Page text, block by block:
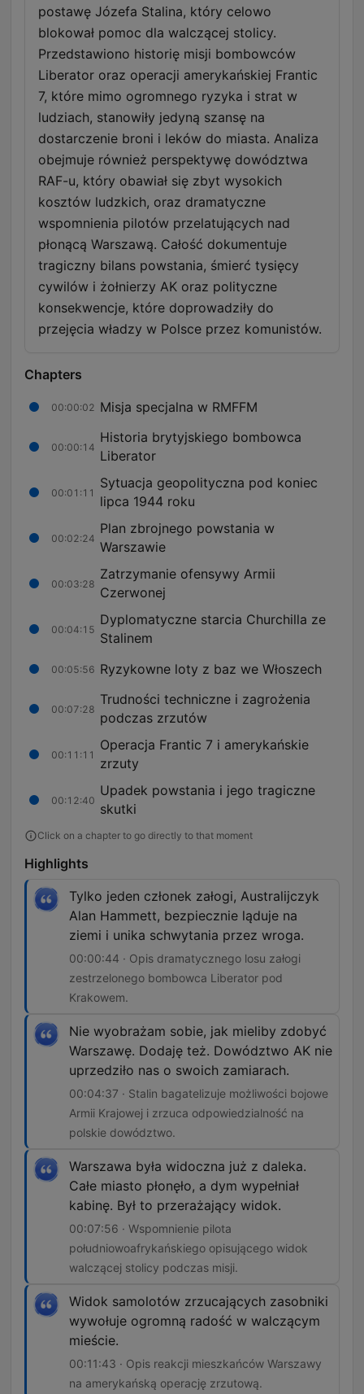
postawę Józefa Stalina, który celowo
blokował pomoc dla walczącej stolicy.
Przedstawiono historię misji bombowców
Liberator oraz operacji amerykańskiej Frantic
7, które mimo ogromnego ryzyka i strat w
ludziach, stanowiły jedyną szansę na
dostarczenie broni i leków do miasta. Analiza
obejmuje również perspektywę dowództwa
RAF-u, który obawiał się zbyt wysokich
kosztów ludzkich, oraz dramatyczne
wspomnienia pilotów przelatujących nad
płonącą Warszawą. Całość dokumentuje
tragiczny bilans powstania, śmierć tysięcy
cywilów i żołnierzy AK oraz polityczne
konsekwencje, które doprowadziły do
przejęcia władzy w Polsce przez komunistów.
Chapters
00:00:02 Misja specjalna w RMFFM
00:00:14
Historia brytyjskiego bombowca
Liberator
00:01:11
Sytuacja geopolityczna pod koniec
lipca 1944 roku
00:02:24
Plan zbrojnego powstania w
Warszawie
00:03:28
Zatrzymanie ofensywy Armii
Czerwonej
00:04:15
Dyplomatyczne starcia Churchilla ze
Stalinem
00:05:56 Ryzykowne loty z baz we Włoszech
00:07:28
Trudności techniczne i zagrożenia
podczas zrzutów
00:11:11
Operacja Frantic 7 i amerykańskie
zrzuty
00:12:40
Upadek powstania i jego tragiczne
skutki
Click on a chapter to go directly to that moment
Highlights
Tylko jeden członek załogi, Australijczyk
Alan Hammett, bezpiecznie ląduje na
ziemi i unika schwytania przez wroga.
00:00:44 · Opis dramatycznego losu załogi
zestrzelonego bombowca Liberator pod
Krakowem.
Nie wyobrażam sobie, jak mieliby zdobyć
Warszawę. Dodaję też. Dowództwo AK nie
uprzedziło nas o swoich zamiarach.
00:04:37 · Stalin bagatelizuje możliwości bojowe
Armii Krajowej i zrzuca odpowiedzialność na
polskie dowództwo.
Warszawa była widoczna już z daleka.
Całe miasto płonęło, a dym wypełniał
kabinę. Był to przerażający widok.
00:07:56 · Wspomnienie pilota
południowoafrykańskiego opisującego widok
walczącej stolicy podczas misji.
Widok samolotów zrzucających zasobniki
wywołuje ogromną radość w walczącym
mieście.
00:11:43 · Opis reakcji mieszkańców Warszawy
na amerykańską operację zrzutową.